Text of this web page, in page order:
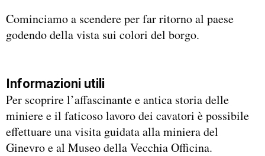
Cominciamo a scendere per far ritorno al paese
godendo della vista sui colori del borgo.
Informazioni utili
Per scoprire l’affascinante e antica storia delle
miniere e il faticoso lavoro dei cavatori è possibile
effettuare una visita guidata alla miniera del
Ginevro e al Museo della Vecchia Officina.